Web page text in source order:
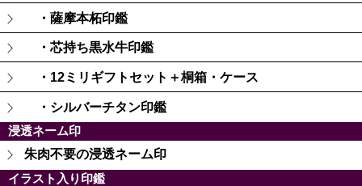
・薩摩本柘印鑑
・芯持ち黒水牛印鑑
・12ミリギフトセット＋桐箱・ケース
・シルバーチタン印鑑
浸透ネーム印
朱肉不要の浸透ネーム印
イラスト入り印鑑